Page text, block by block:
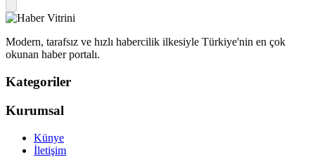
Modern, tarafsız ve hızlı habercilik ilkesiyle Türkiye'nin en çok
okunan haber portalı.
Kategoriler
Kurumsal
Künye
İletişim